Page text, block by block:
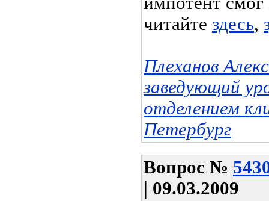
читайте здесь,
Плеханов
заведующий
отделением
Петербург
Вопрос №
| 09.03.2009